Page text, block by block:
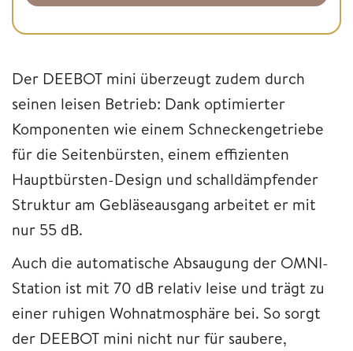
Der DEEBOT mini überzeugt zudem durch
seinen leisen Betrieb: Dank optimierter
Komponenten wie einem Schneckengetriebe
für die Seitenbürsten, einem effizienten
Hauptbürsten-Design und schalldämpfender
Struktur am Gebläseausgang arbeitet er mit
nur 55 dB.
Auch die automatische Absaugung der OMNI-
Station ist mit 70 dB relativ leise und trägt zu
einer ruhigen Wohnatmosphäre bei. So sorgt
der DEEBOT mini nicht nur für saubere,